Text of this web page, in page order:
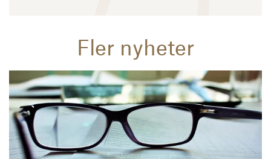
Fler nyheter
Läs mer